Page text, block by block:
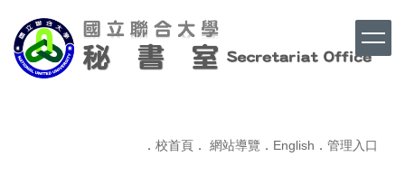
到
主
要
． 校首頁 ． 網站導覽 ． English ． 管理入口